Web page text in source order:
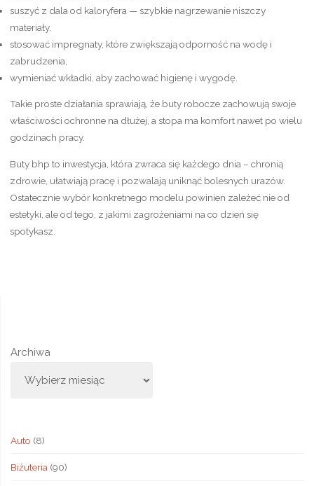
suszyć z dala od kaloryfera — szybkie nagrzewanie niszczy
materiały,
stosować impregnaty, które zwiększają odporność na wodę i
zabrudzenia,
wymieniać wkładki, aby zachować higienę i wygodę.
Takie proste działania sprawiają, że buty robocze zachowują swoje
właściwości ochronne na dłużej, a stopa ma komfort nawet po wielu
godzinach pracy.
Buty bhp to inwestycja, która zwraca się każdego dnia – chronią
zdrowie, ułatwiają pracę i pozwalają uniknąć bolesnych urazów.
Ostatecznie wybór konkretnego modelu powinien zależeć nie od
estetyki, ale od tego, z jakimi zagrożeniami na co dzień się
spotykasz.
Archiwa
Auto (8)
Biżuteria (90)